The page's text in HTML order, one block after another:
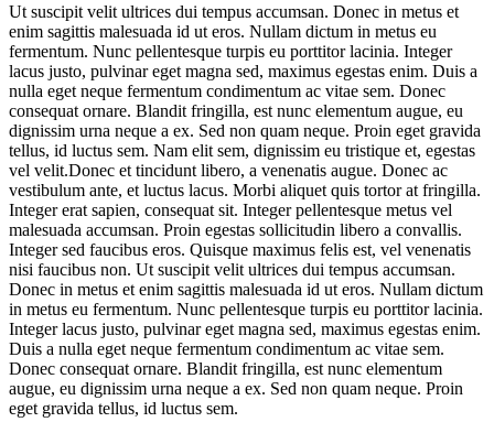
Ut suscipit velit ultrices dui tempus accumsan. Donec in metus et
enim sagittis malesuada id ut eros. Nullam dictum in metus eu
fermentum. Nunc pellentesque turpis eu porttitor lacinia. Integer
lacus justo, pulvinar eget magna sed, maximus egestas enim. Duis a
nulla eget neque fermentum condimentum ac vitae sem. Donec
consequat ornare. Blandit fringilla, est nunc elementum augue, eu
dignissim urna neque a ex. Sed non quam neque. Proin eget gravida
tellus, id luctus sem. Nam elit sem, dignissim eu tristique et, egestas
vel velit.Donec et tincidunt libero, a venenatis augue. Donec ac
vestibulum ante, et luctus lacus. Morbi aliquet quis tortor at fringilla.
Integer erat sapien, consequat sit. Integer pellentesque metus vel
malesuada accumsan. Proin egestas sollicitudin libero a convallis.
Integer sed faucibus eros. Quisque maximus felis est, vel venenatis
nisi faucibus non. Ut suscipit velit ultrices dui tempus accumsan.
Donec in metus et enim sagittis malesuada id ut eros. Nullam dictum
in metus eu fermentum. Nunc pellentesque turpis eu porttitor lacinia.
Integer lacus justo, pulvinar eget magna sed, maximus egestas enim.
Duis a nulla eget neque fermentum condimentum ac vitae sem.
Donec consequat ornare. Blandit fringilla, est nunc elementum
augue, eu dignissim urna neque a ex. Sed non quam neque. Proin
eget gravida tellus, id luctus sem.